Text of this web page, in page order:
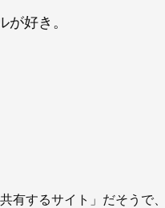
好き。
有するサイト」だそうで